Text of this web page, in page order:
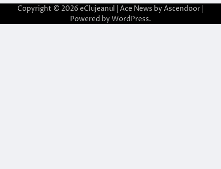
Copyright © 2026 eClujeanul | Ace News by Ascendoor
Powered by WordPress.